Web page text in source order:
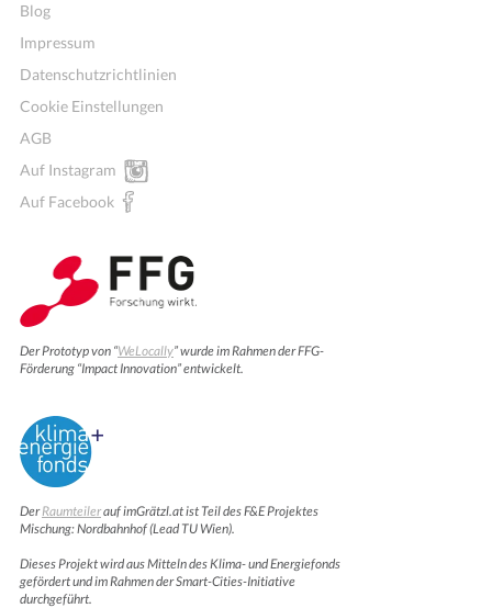
Blog
Impressum
Datenschutzrichtlinien
Cookie Einstellungen
AGB
Auf Instagram
Auf Facebook
Der Prototyp von “WeLocally” wurde im Rahmen der FFG-
Förderung “Impact Innovation” entwickelt.
DerRaumteilerauf imGrätzl.at ist Teil des F&E Projektes
Mischung: Nordbahnhof (Lead TU Wien).
Dieses Projekt wird aus Mitteln des Klima- und Energiefonds
gefördert und im Rahmen der Smart-Cities-Initiative
durchgeführt.